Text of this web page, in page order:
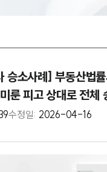
승소사례] 부동산법
룬 피고 상대로 전체
수정일: 2026-04-16